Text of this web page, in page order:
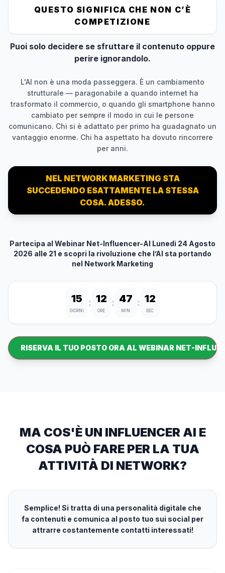
QUESTO SIGNIFICA CHE NON C’È
COMPETIZIONE
Puoi solo decidere se sfruttare il contenuto oppure
perire ignorandolo.
L'AI non è una moda passeggera. È un cambiamento
strutturale — paragonabile a quando internet ha
trasformato il commercio, o quando gli smartphone hanno
cambiato per sempre il modo in cui le persone
comunicano. Chi si è adattato per primo ha guadagnato un
vantaggio enorme. Chi ha aspettato ha dovuto rincorrere
per anni.
NEL NETWORK MARKETING STA
SUCCEDENDO ESATTAMENTE LA STESSA
COSA. ADESSO.
Partecipa al Webinar Net-Influencer-AI Lunedì 24 Agosto
2026 alle 21 e scopri la rivoluzione che l’AI sta portando
nel Network Marketing
15
GIORNI
: 12
ORE
: 47
MIN
: 09
SEC
RISERVA IL TUO POSTO ORA AL WEBINAR NET-
MA COS'È UN INFLUENCER AI E
COSA PUÒ FARE PER LA TUA
ATTIVITÀ DI NETWORK?
Semplice! Si tratta di una personalità digitale che
fa contenuti e comunica al posto tuo sui social per
attrarre costantemente contatti interessati!